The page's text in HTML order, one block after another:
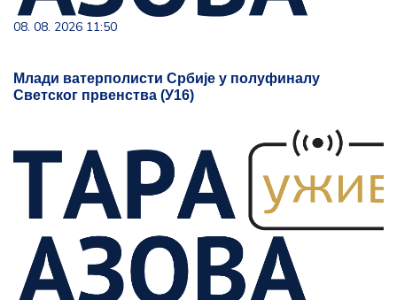
08. 08. 2026 11:50
Млади ватерполисти Србије у полуфиналу
Светског првенства (У16)